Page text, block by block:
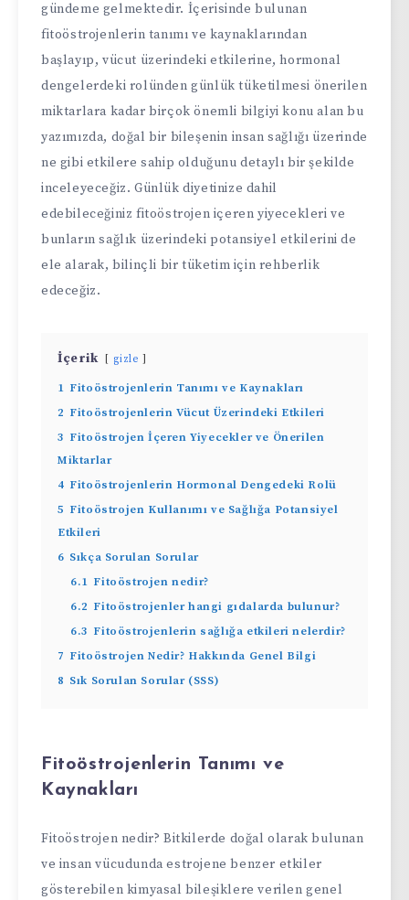
gündeme gelmektedir. İçerisinde bulunan
fitoöstrojenlerin tanımı ve kaynaklarından
başlayıp, vücut üzerindeki etkilerine, hormonal
dengelerdeki rolünden günlük tüketilmesi önerilen
miktarlara kadar birçok önemli bilgiyi konu alan bu
yazımızda, doğal bir bileşenin insan sağlığı üzerinde
ne gibi etkilere sahip olduğunu detaylı bir şekilde
inceleyeceğiz. Günlük diyetinize dahil
edebileceğiniz fitoöstrojen içeren yiyecekleri ve
bunların sağlık üzerindeki potansiyel etkilerini de
ele alarak, bilinçli bir tüketim için rehberlik
edeceğiz.
İçerik gizle
1 Fitoöstrojenlerin Tanımı ve Kaynakları
2 Fitoöstrojenlerin Vücut Üzerindeki Etkileri
3 Fitoöstrojen İçeren Yiyecekler ve Önerilen
Miktarlar
4 Fitoöstrojenlerin Hormonal Dengedeki Rolü
5 Fitoöstrojen Kullanımı ve Sağlığa Potansiyel
Etkileri
6 Sıkça Sorulan Sorular
6.1 Fitoöstrojen nedir?
6.2 Fitoöstrojenler hangi gıdalarda bulunur?
6.3 Fitoöstrojenlerin sağlığa etkileri nelerdir?
7 Fitoöstrojen Nedir? Hakkında Genel Bilgi
8 Sık Sorulan Sorular (SSS)
Fitoöstrojenlerin Tanımı ve
Kaynakları
Fitoöstrojen nedir? Bitkilerde doğal olarak bulunan
ve insan vücudunda estrojene benzer etkiler
gösterebilen kimyasal bileşiklere verilen genel